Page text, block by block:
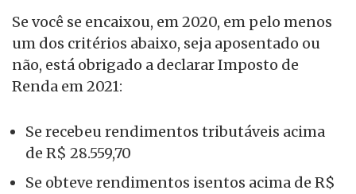
Se você se encaixou, em 2020, em pelo menos
um dos critérios abaixo, seja aposentado ou
não, está obrigado a declarar Imposto de
Renda em 2021:
Se recebeu rendimentos tributáveis acima
de R$ 28.559,70
Se obteve rendimentos isentos acima de R$